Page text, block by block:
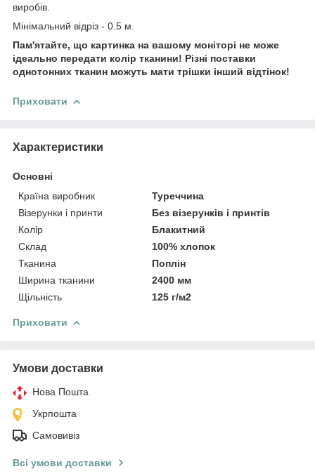
виробів.
Мінімальний відріз - 0.5 м.
Пам'ятайте, що картинка на вашому моніторі не може
ідеально передати колір тканини! Різні поставки
однотонних тканин можуть мати трішки інший відтінок!
Приховати
Характеристики
Основні
Країна виробник
Туреччина
Візерунки і принти
Без візерунків і принтів
Колір
Блакитний
Склад
100% хлопок
Тканина
Поплін
Ширина тканини
2400 мм
Щільність
125 г/м2
Приховати
Умови доставки
Нова Пошта
Укрпошта
Самовивіз
Всі умови доставки